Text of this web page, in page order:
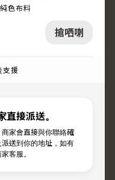
搶哂喇
色布料
支援
直接派送。
家會直接與你聯絡確
送到你的地址，如有
客服。